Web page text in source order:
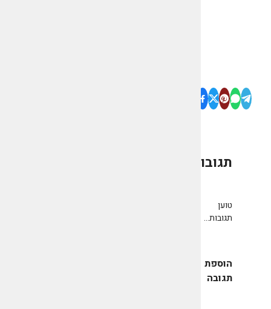
תגובות
טוען
תגובות...
הוספת
תגובה